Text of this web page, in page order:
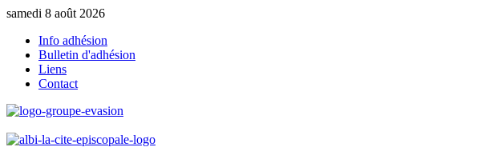
samedi 8 août 2026
Info adhésion
Bulletin d'adhésion
Liens
Contact